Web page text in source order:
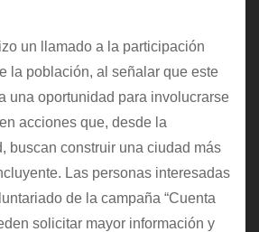
un llamado a la participación
la población, al señalar que este
una oportunidad para involucrarse
acciones que, desde la
buscan construir una ciudad más
Las personas interesadas
de la campaña “Cuenta
solicitar mayor información y